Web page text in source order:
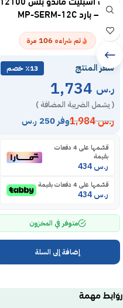
وحدة – بارد MP-SERM-12C
تم شراءه 106 مرة
سعر المنتج ٪13 خصم
ر.س
( يشمل الضريبة المضافة )
ر.س1,984 وفر 250 ر.س
قسّمها على 4 دفعات
بقيمة
ر.س
قسّمها على 4 دفعات بقيمة
ر.س
متوفر في المخزون
إضافة إلى السلة
روابط مهمة